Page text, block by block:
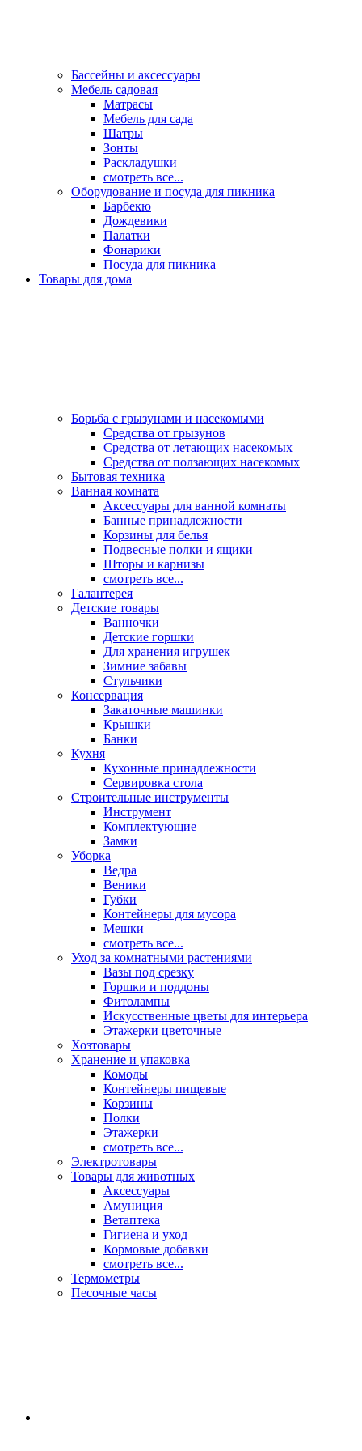
Бассейны и аксессуары
Мебель садовая
Матрасы
Мебель для сада
Шатры
Зонты
Раскладушки
смотреть все...
Оборудование и посуда для пикника
Барбекю
Дождевики
Палатки
Фонарики
Посуда для пикника
Товары для дома
Борьба с грызунами и насекомыми
Средства от грызунов
Средства от летающих насекомых
Средства от ползающих насекомых
Бытовая техника
Ванная комната
Аксессуары для ванной комнаты
Банные принадлежности
Корзины для белья
Подвесные полки и ящики
Шторы и карнизы
смотреть все...
Галантерея
Детские товары
Ванночки
Детские горшки
Для хранения игрушек
Зимние забавы
Стульчики
Консервация
Закаточные машинки
Крышки
Банки
Кухня
Кухонные принадлежности
Сервировка стола
Строительные инструменты
Инструмент
Комплектующие
Замки
Уборка
Ведра
Веники
Губки
Контейнеры для мусора
Мешки
смотреть все...
Уход за комнатными растениями
Вазы под срезку
Горшки и поддоны
Фитолампы
Искусственные цветы для интерьера
Этажерки цветочные
Хозтовары
Хранение и упаковка
Комоды
Контейнеры пищевые
Корзины
Полки
Этажерки
смотреть все...
Электротовары
Товары для животных
Аксессуары
Амуниция
Ветаптека
Гигиена и уход
Кормовые добавки
смотреть все...
Термометры
Песочные часы